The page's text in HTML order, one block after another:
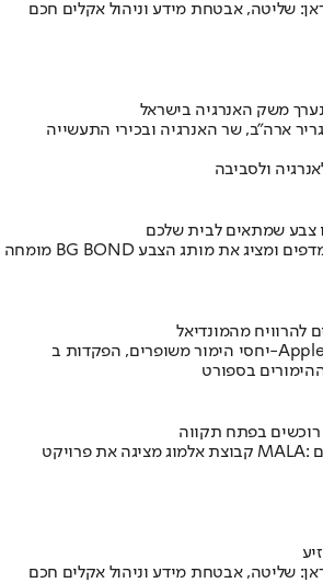
שליטה, אבטחת מידע וניהול אקלים חכם
משק האנרגיה בישראל
ארה"ב, שר האנרגיה ובכירי התעשייה
ולסביבה
צבע שמתאים לבית שלכם
להרוויח מהמונדיאל
בספורט
בפתח תקווה
קבוצת אלמוג מציגה את פרויקט MALA: מגדלי הפרימיום האחרונים
שליטה, אבטחת מידע וניהול אקלים חכם